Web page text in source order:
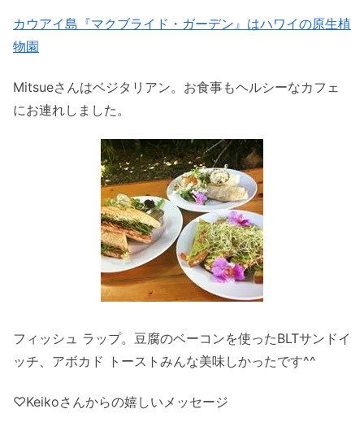
カウアイ島『マクブライド・ガーデン』はハワイの原生植
物園
Mitsueさんはベジタリアン。お食事もヘルシーなカフェ
にお連れしました。
フィッシュ ラップ。豆腐のベーコンを使ったBLTサンドイ
ッチ、アボカド トーストみんな美味しかったです^^
♡Keikoさんからの嬉しいメッセージ